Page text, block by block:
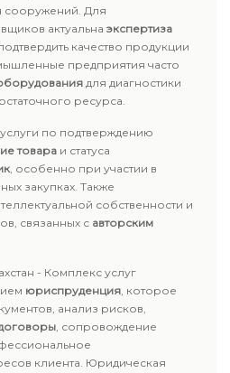
сооружений. Для
актуальна экспертиза
качество продукции
предприятия часто
для диагностики
ресурса.
по подтверждению
товара и статуса
, особенно при участии в
закупках. Также
собственности и
связанных с авторским
- Комплекс услуг
юриспруденция, которое
анализ рисков,
, сопровождение
клиента. Юридическая